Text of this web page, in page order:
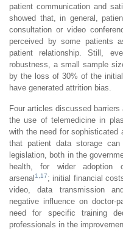
patient communication and
showed that, in general,
consultation or video
perceived by some patients
patient relationship. Still,
robustness, a small sample
by the loss of 30% of the
have generated attrition bias.
Four articles discussed
the use of telemedicine in
with the need for sophisticated
that patient data storage
legislation, both in the
health, for wider adoption
arsenal 1 17; initial financial
video, data transmission
negative influence on doctor-
need for specific training
professionals in the